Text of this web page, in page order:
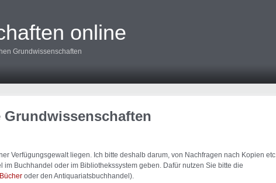
online
Grundwissenschaften
Verfügungsgewalt liegen. Ich bitte deshalb darum, von Nachfragen nach Kopien etc.
Buchhandel oder im Bibliothekssystem geben. Dafür nutzen Sie bitte die
oder den Antiquariatsbuchhandel).